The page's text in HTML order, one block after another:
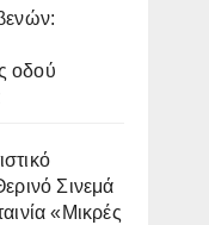
οδού
Σινεμά
«Μικρές